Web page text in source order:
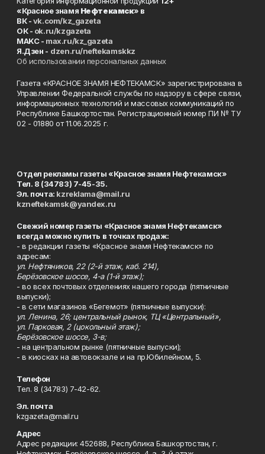
«Красное знамя Нефтекамск» в
ВК -vk.com/kz_gazeta
ОК - ok.ru/kzgazeta
MAKC - max.ru/kz_gazeta
Я.Дзен - dzen.ru/neftekamskkz
Об использовании персональных данных
Газета «КРАСНОЕ ЗНАМЯ НЕФТЕКАМСК» зарегистрирована в
Управлении Федеральной службы по надзору в сфере связи,
информационных технологий и массовых коммуникаций по
Республике Башкортостан. Регистрационный номер ПИ № ТУ
02 - 01880 от 11.06.2025 г.
Отдел рекламы газеты «Красное знамя Нефтекамск»
Тел. 8 (34783) 7-45-35.
Эл. почта: kzreklama@mail.ru
kzneftekamsk@yandex.ru
Свежий номер газеты «Красное знамя Нефтекамск»
всегда можно купить в точках продаж:
- в редакции газеты «Красное знамя Нефтекамск» по
адресам:
ул. Нефтяников, 22 (2-й этаж, каб. 214),
Берёзовское шоссе, 4-а (1-й этаж);
- во всех почтовых отделениях нашего города (пятничные
выпуски);
- в сети магазинов «Бегемот» (пятничные выпуски):
ул. Ленина, 26; центральный рынок, ТЦ «Центральный»,
ул. Парковая, 2 (цокольный этаж);
Берёзовское шоссе, 3-в;
- на центральном рынке (пятничные выпуски);
- в киосках на автовокзале и на пр.Юбилейном, 5.
Телефон
Тел. 8 (34783) 7-42-62.
Эл. почта
kzgazeta@mail.ru
Адрес
Адрес редакции: 452688, Республика Башкортостан, г.